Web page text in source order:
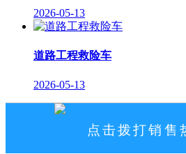
2026-05-13
道路工程救险车
2026-05-13
点击拨打销售